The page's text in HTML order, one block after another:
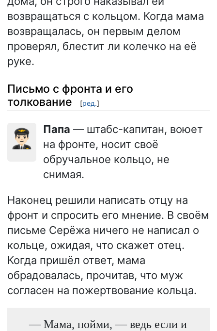
возвращаться с кольцом. Когда мама
возвращалась, он первым делом
проверял, блестит ли колечко на её
руке.
Письмо с фронта и его
толкование
[ред.]
👨🏻‍✈️ Папа — штабс-капитан, воюет
на фронте, носит своё
обручальное кольцо, не
снимая.
Наконец решили написать отцу на
фронт и спросить его мнение. В своём
письме Серёжа ничего не написал о
кольце, ожидая, что скажет отец.
Когда пришёл ответ, мама
обрадовалась, прочитав, что муж
согласен на пожертвование кольца.
— Мама, пойми, — ведь если и